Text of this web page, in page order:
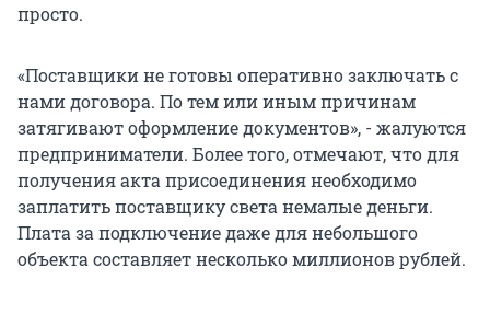
просто.
«Поставщики не готовы оперативно заключать с
нами договора. По тем или иным причинам
затягивают оформление документов», - жалуются
предприниматели. Более того, отмечают, что для
получения акта присоединения необходимо
заплатить поставщику света немалые деньги.
Плата за подключение даже для небольшого
объекта составляет несколько миллионов рублей.